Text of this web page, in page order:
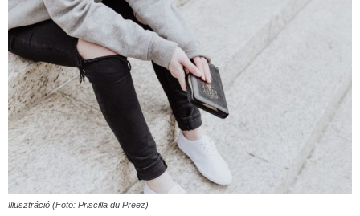
Illusztráció (Fotó: Priscilla du Preez)